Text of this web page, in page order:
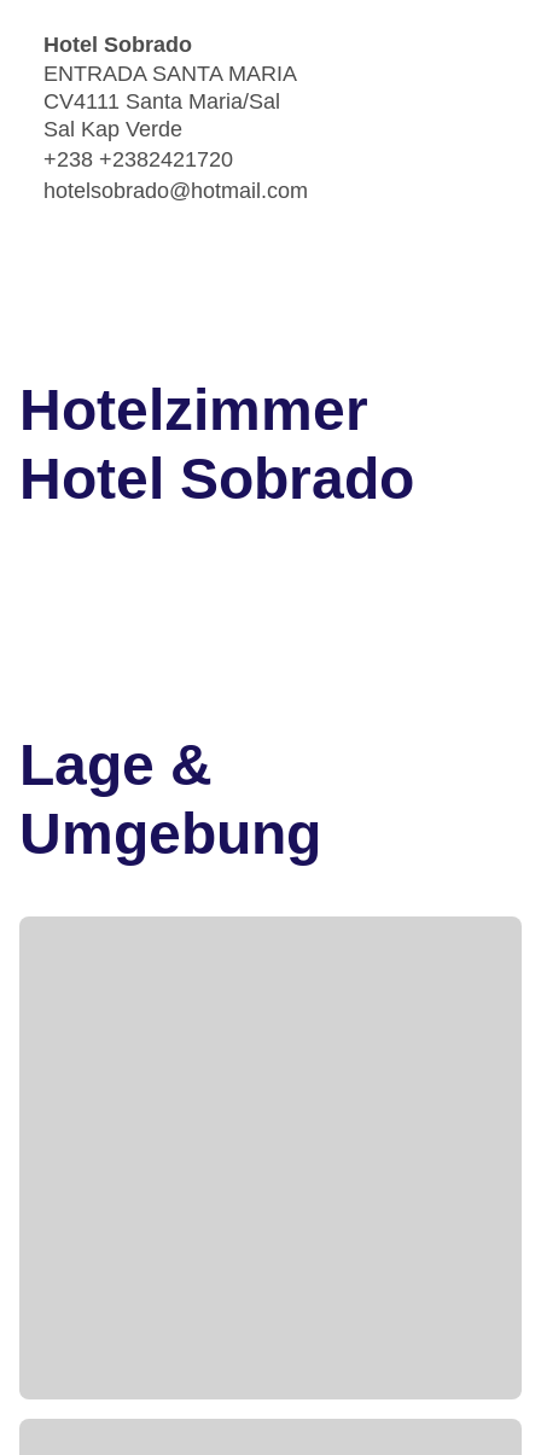
Hotel Sobrado
ENTRADA SANTA MARIA
CV4111 Santa Maria/Sal
Sal Kap Verde
+238 +2382421720
hotelsobrado@hotmail.com
Hotelzimmer
Hotel Sobrado
Lage &
Umgebung